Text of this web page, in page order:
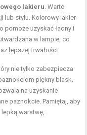
lakieru . Warto
lub stylu. Kolorowy lakier
pomoże uzyskać ładny i
w lampie, co
lepszej trwałości.
nie tylko zabezpiecza
piękny blask.
na uzyskanie
paznokcie. Pamiętaj, aby
warstwę,